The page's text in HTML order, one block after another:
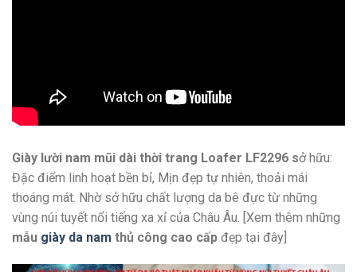
Giày lười nam mũi dài thời trang Loafer LF2296 sở hữu:
Đặc điểm linh hoạt bền bỉ, Mịn đẹp tự nhiên, thoải mái
thoáng mát. Nhờ sở hữu chất lượng da bê đực từ những
vùng núi tuyết nổi tiếng xa xỉ của Châu Âu. [Xem thêm những
mẫu giày da nam thủ công cao cấp đẹp tại đây]